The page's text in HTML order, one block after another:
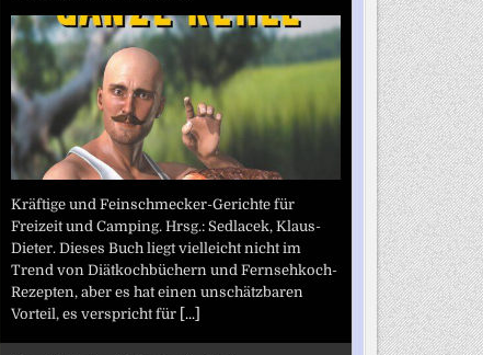
Kräftige und Feinschmecker-Gerichte für
Freizeit und Camping. Hrsg.: Sedlacek, Klaus-
Dieter. Dieses Buch liegt vielleicht nicht im
Trend von Diätkochbüchern und Fernsehkoch-
Rezepten, aber es hat einen unschätzbaren
Vorteil, es verspricht für [...]